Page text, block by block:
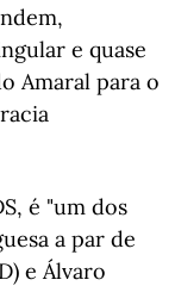
e quase
Amaral para o
é "um dos
a par de
e Álvaro